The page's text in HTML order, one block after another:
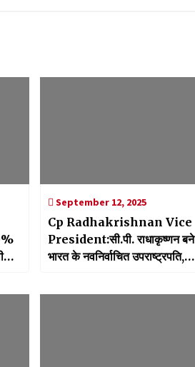
September 12, 2025
Cp Radhakrishnan Vice
President:सी.पी. राधाकृष्णन बने
भारत के नवनिर्वाचित उपराष्ट्रपति,